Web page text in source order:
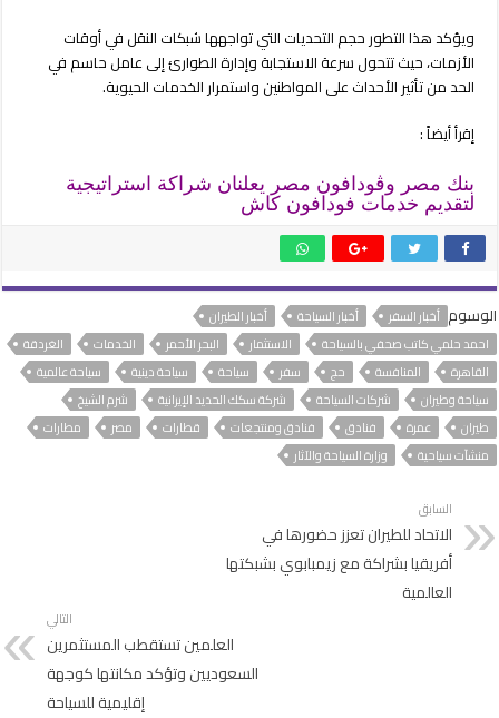
ويؤكد هذا التطور حجم التحديات التي تواجهها شبكات النقل في أوقات
الأزمات، حيث تتحول سرعة الاستجابة وإدارة الطوارئ إلى عامل حاسم في
الحد من تأثير الأحداث على المواطنين واستمرار الخدمات الحيوية.
إقرأ أيضاً :
بنك مصر وڤودافون مصر يعلنان شراكة استراتيجية
لتقديم خدمات فودافون كاش
الوسوم أخبار السفر أخبار السياحة
أخبار الطيران
احمد حلمي كاتب صحفي بالسياحة
الاستثمار البحر الأحمر الخدمات
الغردقة
القاهرة
المنافسة حج سفر سياحة سياحة دينية
سياحة عالمية
سياحة وطيران
شركات السياحة شركة سكك الحديد الإيرانية
شرم الشيخ
طيران
عمرة فنادق فنادق ومنتجعات قطارات مصر
مطارات
منشآت سياحية
وزارة السياحة والآثار
السابق
الاتحاد للطيران تعزز حضورها في
أفريقيا بشراكة مع زيمبابوي بشبكتها
العالمية
التالي
العلمين تستقطب المستثمرين
السعوديين وتؤكد مكانتها كوجهة
إقليمية للسياحة